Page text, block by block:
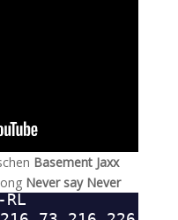
Basement Jaxx
Never say Never